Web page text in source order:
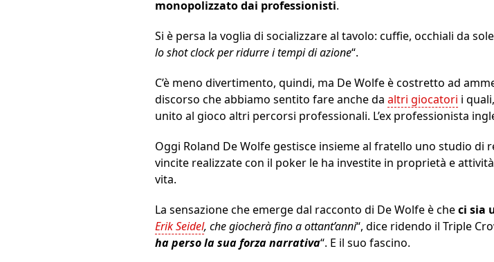
monopolizzato dai professionisti.
Si è persa la voglia di socializzare al tavolo: cuffie, occhiali da sole
lo shot clock per ridurre i tempi di azione“.
C’è meno divertimento, quindi, ma De Wolfe è costretto ad
discorso che abbiamo sentito fare anche da altri giocatori i
unito al gioco altri percorsi professionali. L’ex professionista
Oggi Roland De Wolfe gestisce insieme al fratello uno studio
vincite realizzate con il poker le ha investite in proprietà e
vita.
La sensazione che emerge dal racconto di De Wolfe è checi sia
Erik Seidel, che giocherà fino a ottant’anni“, dice ridendo il Triple
ha perso la sua forza narrativa“. E il suo fascino.